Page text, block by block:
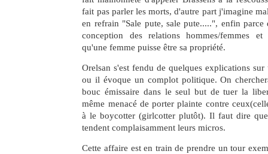
fait pas parler les morts, d'autre part j'imagine
en refrain "Sale pute, sale pute.....", enfin
conception des relations hommes/femmes
qu'une femme puisse être sa propriété.
Orelsan s'est fendu de quelques explications
ou il évoque un complot politique. On
bouc émissaire dans le seul but de tuer la
même menacé de porter plainte contre
à le boycotter (girlcotter plutôt). Il faut dire
tendent complaisamment leurs micros.
Cette affaire est en train de prendre un tour